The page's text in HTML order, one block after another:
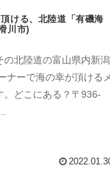
ける、北陸道「有磯海
川市)
の北陸道の富山県内新潟
ナーで海の幸が頂けるメ
。どこにある？〒936-